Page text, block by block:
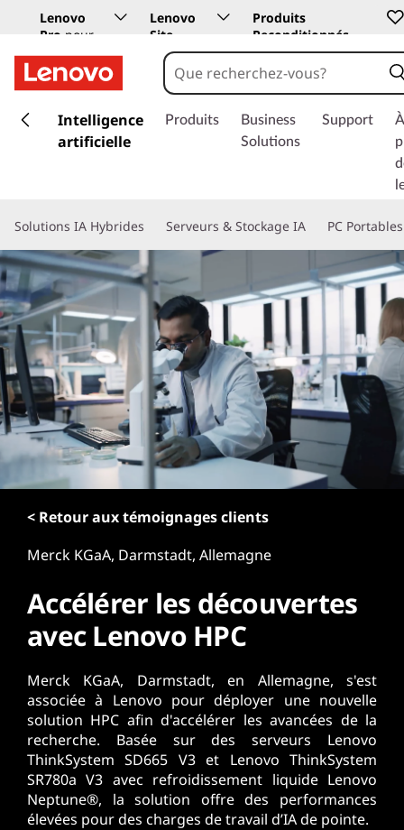
Lenovo
Pro pour
les
entreprises
Lenovo
Site
Education
Produits
Reconditionnés
a
a
c
o
n
t
e
n
u
p
r
i
n
Intelligence
artificielle
Produits
Business
Solutions
Support
À
Solutions IA Hybrides Serveurs & Stockage IA PC
< Retour aux témoignages clients
Merck KGaA, Darmstadt, Allemagne
Accélérer les découvertes
avec Lenovo HPC
Merck KGaA, Darmstadt, en Allemagne, s'est
associée à Lenovo pour déployer une nouvelle
solution HPC afin d'accélérer les avancées de la
recherche. Basée sur des serveurs Lenovo
ThinkSystem SD665 V3 et Lenovo ThinkSystem
SR780a V3 avec refroidissement liquide Lenovo
Neptune®, la solution offre des performances
élevées pour des charges de travail d’IA de pointe.